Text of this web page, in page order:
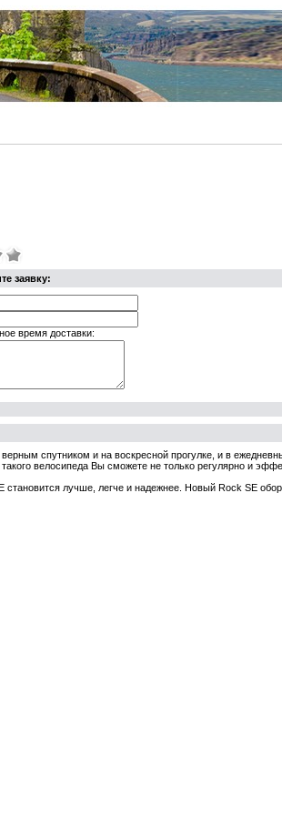
заявку:
время доставки:
спутником и на воскресной прогулке, и в
велосипеда Вы сможете не только регулярно и
лучше, легче и надежнее. Новый Rock SE